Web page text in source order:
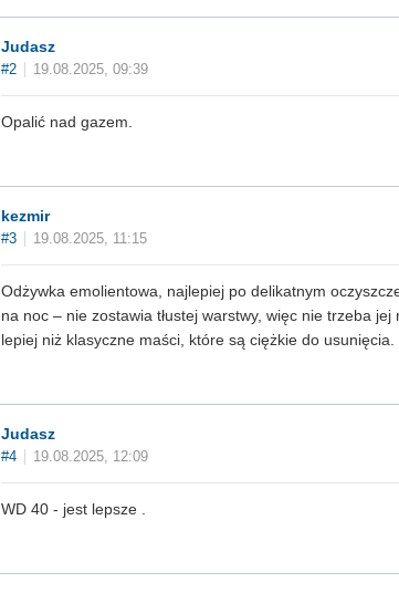
Judasz
#2 19.08.2025, 09:39
Opalić nad gazem.
kezmir
#3 19.08.2025, 11:15
Odżywka emolientowa, najlepiej po delikatnym
na noc – nie zostawia tłustej warstwy, więc nie trzeba
lepiej niż klasyczne maści, które są ciężkie do usunięcia.
Judasz
#4 19.08.2025, 12:09
WD 40 - jest lepsze .